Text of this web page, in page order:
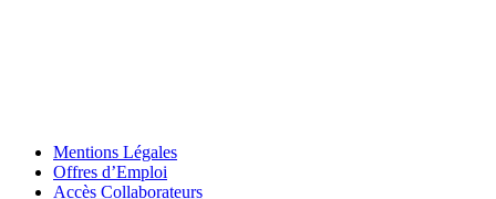
Mentions Légales
Offres d’Emploi
Accès Collaborateurs